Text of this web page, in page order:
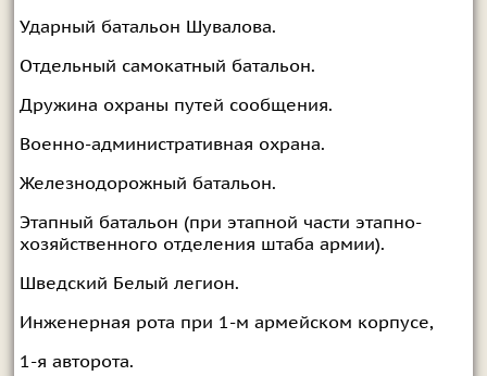
Ударный батальон Шувалова.
Отдельный самокатный батальон.
Дружина охраны путей сообщения.
Военно-административная охрана.
Железнодорожный батальон.
Этапный батальон (при этапной части этапно-
хозяйственного отделения штаба армии).
Шведский Белый легион.
Инженерная рота при 1-м армейском корпусе,
1-я авторота.